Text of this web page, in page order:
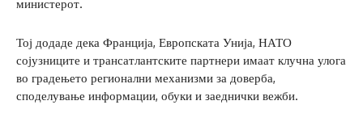
министерот.
Тој додаде дека Франција, Европската Унија, НАТО
сојузниците и трансатлантските партнери имаат клучна улога
во градењето регионални механизми за доверба,
споделување информации, обуки и заеднички вежби.